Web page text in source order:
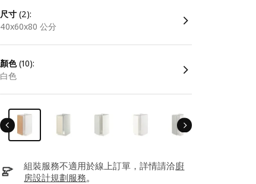
尺寸 (2):
40x60x80 公分
顏色(10):
白色
組裝服務不適用於線上訂單，詳情請洽廚
房設計規劃服務。